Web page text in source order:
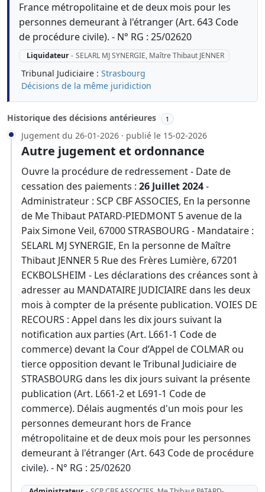
France métropolitaine et de deux mois pour les
personnes demeurant à l'étranger (Art. 643 Code
de procédure civile). - N° RG : 25/02620
Liquidateur - SELARL MJ SYNERGIE, Maître Thibaut JENNER
Tribunal Judiciaire : Strasbourg
Décisions de la même juridiction
Historique des décisions antérieures 1
Jugement du 26-01-2026 · publié le 15-02-2026
Autre jugement et ordonnance
Ouvre la procédure de redressement - Date de
cessation des paiements : 26 Juillet 2024-
Administrateur : SCP CBF ASSOCIES, En la personne
de Me Thibaut PATARD-PIEDMONT 5 avenue de la
Paix Simone Veil, 67000 STRASBOURG - Mandataire :
SELARL MJ SYNERGIE, En la personne de Maître
Thibaut JENNER 5 Rue des Frères Lumière, 67201
ECKBOLSHEIM - Les déclarations des créances sont à
adresser au MANDATAIRE JUDICIAIRE dans les deux
mois à compter de la présente publication. VOIES DE
RECOURS : Appel dans les dix jours suivant la
notification aux parties (Art. L661-1 Code de
commerce) devant la Cour d’Appel de COLMAR ou
tierce opposition devant le Tribunal Judiciaire de
STRASBOURG dans les dix jours suivant la présente
publication (Art. L661-2 et L691-1 Code de
commerce). Délais augmentés d'un mois pour les
personnes demeurant hors de France
métropolitaine et de deux mois pour les personnes
demeurant à l'étranger (Art. 643 Code de procédure
civile). - N° RG : 25/02620